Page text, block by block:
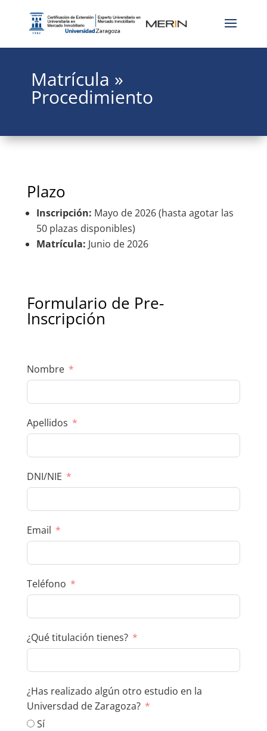
Matrícula »
Procedimiento
Plazo
Inscripción: Mayo de 2026 (hasta agotar las
50 plazas disponibles)
Matrícula: Junio de 2026
Formulario de Pre-
Inscripción
Nombre
Apellidos
DNI/NIE
Email
Teléfono
¿Qué titulación tienes?
¿Has realizado algún otro estudio en la
Universdad de Zaragoza?
Sí